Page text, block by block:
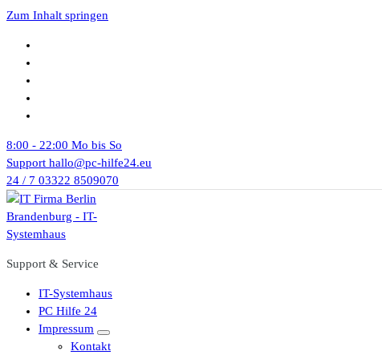
Zum Inhalt springen
8:00 - 22:00 Mo bis So
Support hallo@pc-hilfe24.eu
24 / 7 03322 8509070
Support & Service
IT-Systemhaus
PC Hilfe 24
Impressum
Kontakt